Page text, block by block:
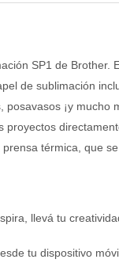
SP1 de Brother.
de sublimación
¡y mucho
proyectos
térmica, que
llevá tu
tu dispositivo